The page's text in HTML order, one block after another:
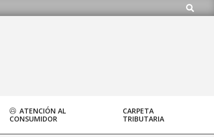
Buscar
ATENCIÓN AL
CONSUMIDOR
CARPETA
TRIBUTARIA